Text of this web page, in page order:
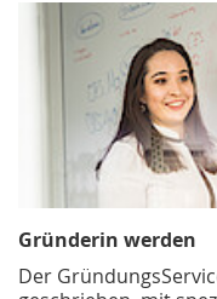
Gründerin werden
Der